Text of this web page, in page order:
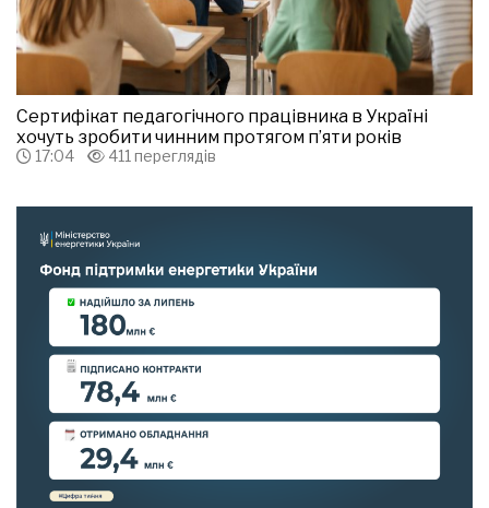
Сертифікат педагогічного працівника в Україні
хочуть зробити чинним протягом п’яти років
17:04 411 переглядів